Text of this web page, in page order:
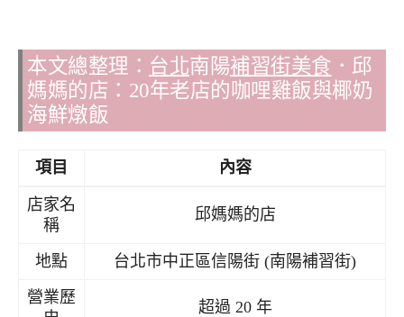
本文總整理： 台北南陽補習街美食 ．邱
媽媽的店：20年老店的咖哩雞飯與椰奶
海鮮燉飯
項目 內容
店家名
稱
邱媽媽的店
地點
台北市中正區信陽街 (南陽補習街)
營業歷
超過 20 年